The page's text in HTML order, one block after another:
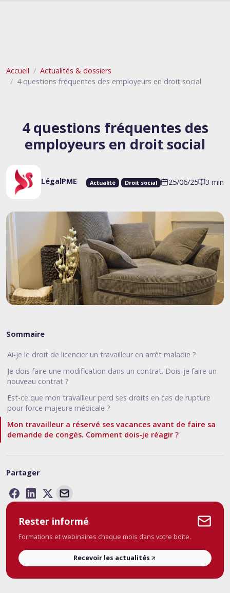
Accueil
Actualités & dossiers
4 questions fréquentes des employeurs en droit social
4 questions fréquentes des
employeurs en droit social
LégalPME Actualité Droit social 25/06/25 3 min
Sommaire
Ai-je le droit de licencier un travailleur en arrêt maladie ?
Je dois faire une modification dans un contrat. Dois-je faire un
nouveau contrat ?
Est-ce que mon travailleur perd ses droits en cas de rupture
pour force majeure médicale ?
Mon travailleur a réservé ses vacances avant de faire sa
demande de congés. Comment dois-je réagir ?
Partager
Rester informé
Formations et webinaires chaque mois dans votre boîte.
Recevoir les actualités